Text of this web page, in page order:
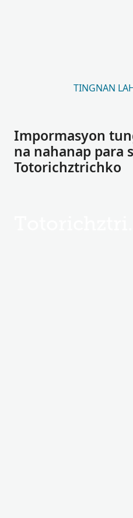
TINGNAN
Impormasyon
na nahanap para
Totorichztrichko